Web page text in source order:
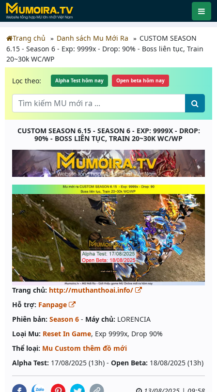
Trang chủ Danh sách Mu Mới Ra
CUSTOM SEASON
6.15 - Season 6 - Exp: 9999x - Drop: 90% - Boss liên tục, Train
20~30k WC/WP
Lọc theo: Alpha Test hôm nay Open beta hôm nay
CUSTOM SEASON 6.15 - SEASON 6 - EXP: 9999X - DROP:
90% - BOSS LIÊN TỤC, TRAIN 20~30K WC/WP
Trang chủ: http://muthanthoai.info/
Hỗ trợ: Fanpage
Phiên bản: Season 6 - Máy chủ: LORENCIA
Loại Mu: Reset In Game, Exp 9999x, Drop 90%
Thể loại: Mu Custom thêm đồ mới
Alpha Test: 17/08/2025 (13h) - Open Beta: 18/08/2025 (13h)